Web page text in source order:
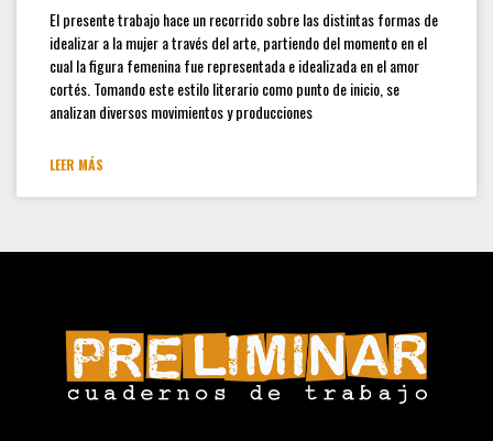
estudiantes y docentes
Hamilton Rodríguez
El presente trabajo hace un recorrido sobre las distintas formas de
idealizar a la mujer a través del arte, partiendo del momento en el
cual la figura femenina fue representada e idealizada en el amor
cortés. Tomando este estilo literario como punto de inicio, se
analizan diversos movimientos y producciones
LEER MÁS